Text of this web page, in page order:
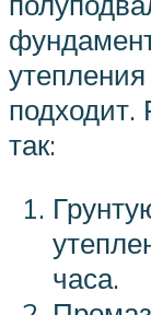
подходит.
так:
часа.